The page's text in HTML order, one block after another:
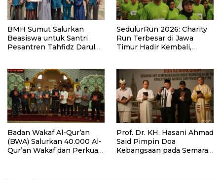
BMH Sumut Salurkan
Beasiswa untuk Santri
Pesantren Tahfidz Darul
SedulurRun 2026: Charity
Run Terbesar di Jawa
Timur Hadir Kembali,
Santri dan Guru Honorer
Badan Wakaf Al-Qur’an
(BWA) Salurkan 40.000 Al-
Qur’an Wakaf dan Perkuat
Prof. Dr. KH. Hasani Ahmad
Said Pimpin Doa
Kebangsaan pada Semarak